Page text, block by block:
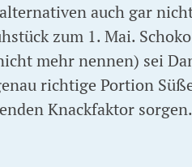
auch gar
zum 1. Mai.
mehr nennen) sei
richtige Portion
Knackfaktor